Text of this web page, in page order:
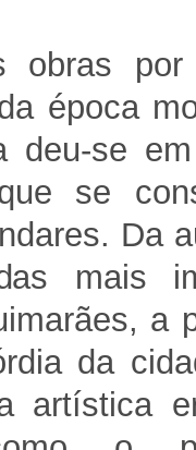
obras
época
deu-se
se
Da
mais
a
da
artística